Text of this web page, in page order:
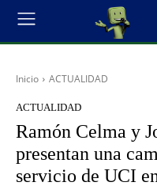
Inicio ACTUALIDAD
ACTUALIDAD
Ramón Celma y
presentan una
servicio de UCI